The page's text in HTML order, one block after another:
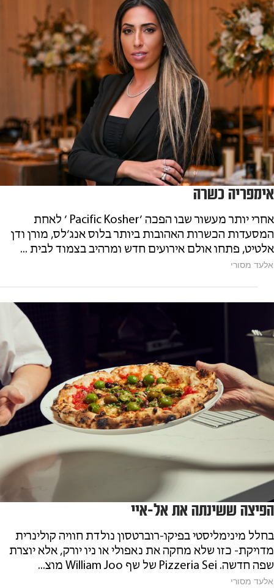
אימפריה כשרה
אחרי יותר מעשור שבו הפכה ׳Pacific Kosher ׳ לאחת
המסעדות הכשרות האהובות ביותר בלוס אנג׳לס, מורן ודן
אלטיט, פתחו אולם אירועים חדש ומרהיב בצמוד לבית ...
אלעד מסורי
הפיצה ששינתה את אל-איי
בחלל מינימליסטי בפיקו-רוברטסון נולדת חוויה קולינרית
מדויקת- כזו שלא מחקה את נאפולי או ניו יורק, אלא יוצרת
שפה חדשה. Pizzeria Sei של שף William Joo מוצ...
אלעד מסורי